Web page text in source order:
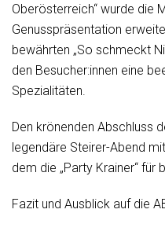
Oberösterreich“ wurde die
Genusspräsentation
bewährten „So schmeckt
den Besucher:innen eine
Spezialitäten.
Den krönenden Abschluss
legendäre Steirer-Abend
dem die „Party Krainer“
Fazit und Ausblick auf die